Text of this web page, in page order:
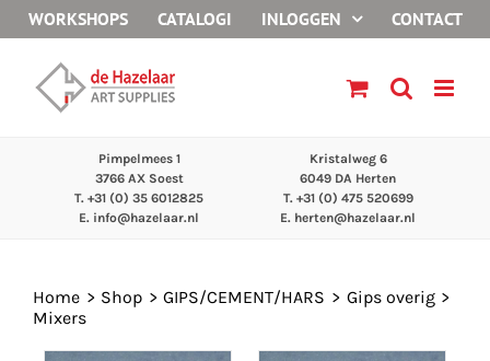
naar
inhoud
WORKSHOPS CATALOGI INLOGGEN CONTACT
Pimpelmees 1
3766 AX Soest
T. +31 (0) 35 6012825
E. info@hazelaar.nl
Kristalweg 6
6049 DA Herten
T. +31 (0) 475 520699
E. herten@hazelaar.nl
Home Shop GIPS/CEMENT/HARS
Gips overig
Mixers